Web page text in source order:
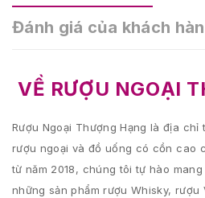
Đánh giá của khách
VỀ RƯỢU NGOẠI
Rượu Ngoại Thượng Hạng là địa
rượu ngoại và đồ uống có cồn cao
từ năm 2018, chúng tôi tự hào
những sản phẩm rượu Whisky, rượu